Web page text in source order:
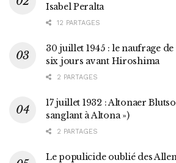
Isabel Peralta
12 PARTAGES
30 juillet 1945 : le naufrage
six jours avant Hiroshima
2 PARTAGES
17 juillet 1932 : Altonaer
sanglant à Altona »)
2 PARTAGES
Le populicide oublié des